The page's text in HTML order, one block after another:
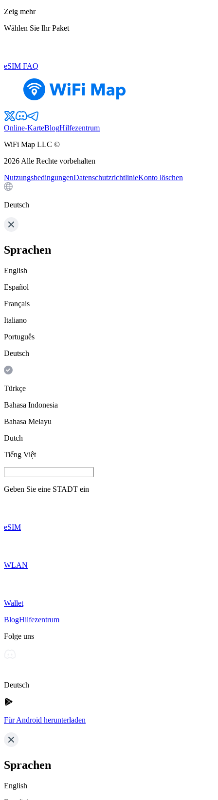
Zeig mehr
Wählen Sie Ihr Paket
eSIM FAQ
Online-KarteBlogHilfezentrum
WiFi Map LLC ©
2026 Alle Rechte vorbehalten
NutzungsbedingungenDatenschutzrichtlinieKonto löschen
Deutsch
Sprachen
English
Español
Français
Italiano
Português
Deutsch
Türkçe
Bahasa Indonesia
Bahasa Melayu
Dutch
Tiếng Việt
Geben Sie eine STADT ein
eSIM
WLAN
Wallet
BlogHilfezentrum
Folge uns
Deutsch
Für Android herunterladen
Sprachen
English